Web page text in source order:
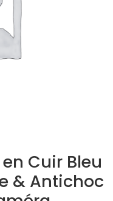
Cuir Bleu
& Antichoc